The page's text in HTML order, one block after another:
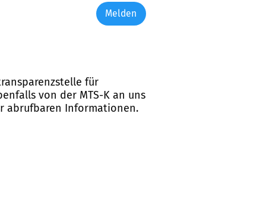
Melden
für
von der MTS-K an uns
abrufbaren Informationen.